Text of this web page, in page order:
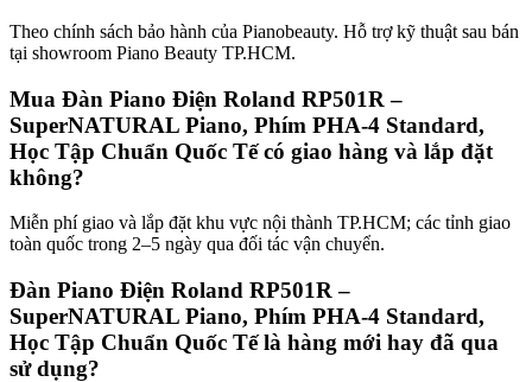
Theo chính sách bảo hành của Pianobeauty. Hỗ trợ kỹ thuật sau bán
tại showroom Piano Beauty TP.HCM.
Mua Đàn Piano Điện Roland RP501R –
SuperNATURAL Piano, Phím PHA-4 Standard,
Học Tập Chuẩn Quốc Tế có giao hàng và lắp đặt
không?
Miễn phí giao và lắp đặt khu vực nội thành TP.HCM; các tỉnh giao
toàn quốc trong 2–5 ngày qua đối tác vận chuyển.
Đàn Piano Điện Roland RP501R –
SuperNATURAL Piano, Phím PHA-4 Standard,
Học Tập Chuẩn Quốc Tế là hàng mới hay đã qua
sử dụng?